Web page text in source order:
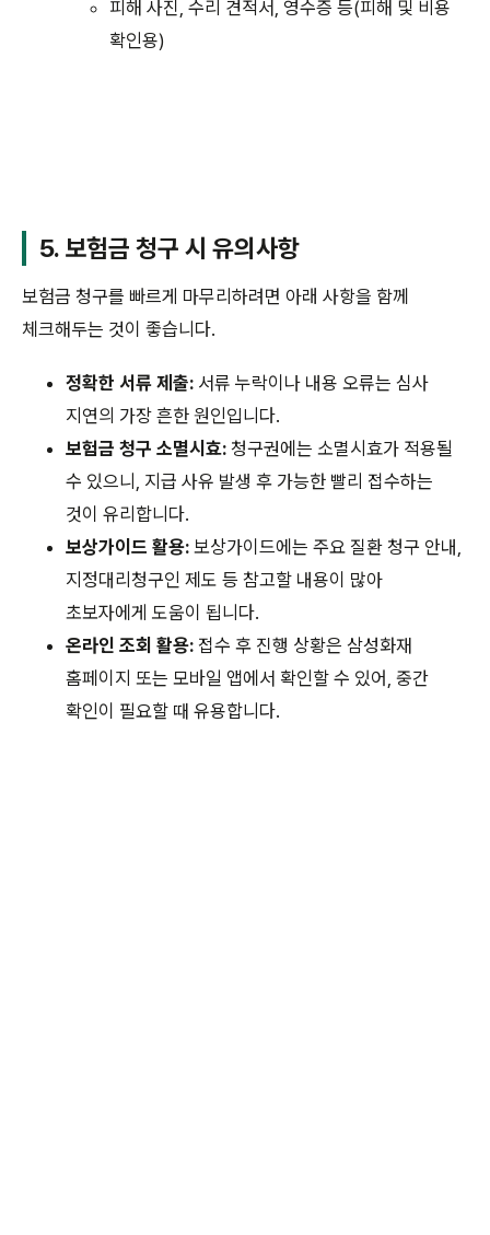
피해 사진, 수리 견적서, 영수증 등(피해 및 비용
확인용)
5. 보험금 청구 시 유의사항
보험금 청구를 빠르게 마무리하려면 아래 사항을 함께
체크해두는 것이 좋습니다.
정확한 서류 제출: 서류 누락이나 내용 오류는 심사
지연의 가장 흔한 원인입니다.
보험금 청구 소멸시효: 청구권에는 소멸시효가 적용될
수 있으니, 지급 사유 발생 후 가능한 빨리 접수하는
것이 유리합니다.
보상가이드 활용: 보상가이드에는 주요 질환 청구 안내,
지정대리청구인 제도 등 참고할 내용이 많아
초보자에게 도움이 됩니다.
온라인 조회 활용: 접수 후 진행 상황은 삼성화재
홈페이지 또는 모바일 앱에서 확인할 수 있어, 중간
확인이 필요할 때 유용합니다.